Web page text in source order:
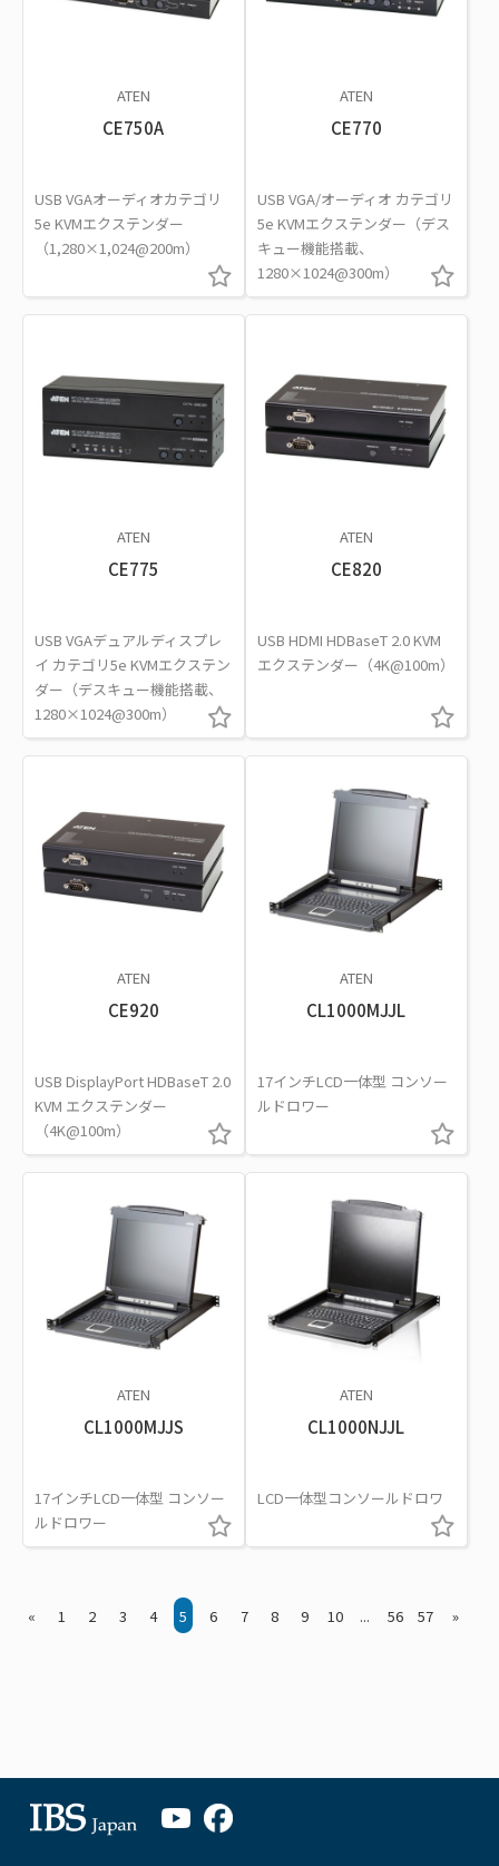
ATEN
CE750A
USB VGAオーディオカテゴリ
5e KVMエクステンダー
（1,280×1,024@200m）
ATEN
CE770
USB VGA/オーディオ カテゴリ
5e KVMエクステンダー（デス
キュー機能搭載、
1280×1024@300m）
ATEN
CE775
USB VGAデュアルディスプレ
イ カテゴリ5e KVMエクステン
ダー（デスキュー機能搭載、
1280×1024@300m）
ATEN
CE820
USB HDMI HDBaseT 2.0 KVM
エクステンダー（4K@100m）
ATEN
CE920
USB DisplayPort HDBaseT 2.0
KVM エクステンダー
（4K@100m）
ATEN
CL1000MJJL
17インチLCD一体型 コンソー
ルドロワー
ATEN
CL1000MJJS
17インチLCD一体型 コンソー
ルドロワー
ATEN
CL1000NJJL
LCD一体型コンソールドロワ
« 1 2 3 4 5 6 7 8 9 10 ... 56 57 »